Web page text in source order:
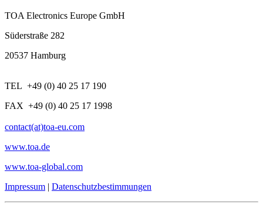
TOA Electronics Europe GmbH
Süderstraße 282
20537 Hamburg
TEL +49 (0) 40 25 17 190
FAX +49 (0) 40 25 17 1998
contact(at)toa-eu.com
www.toa.de
www.toa-global.com
Impressum | Datenschutzbestimmungen